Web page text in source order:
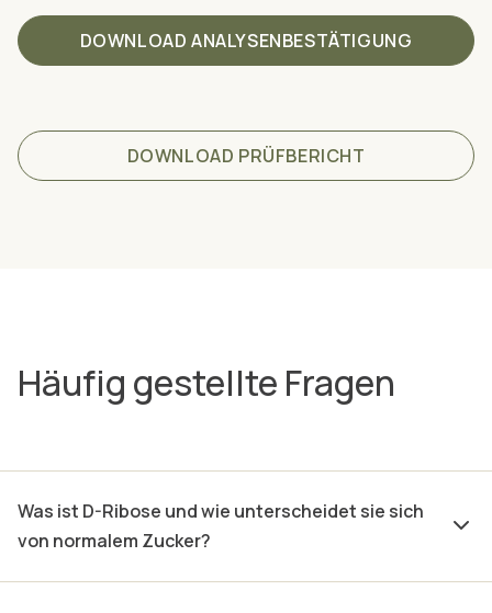
DOWNLOAD ANALYSENBESTÄTIGUNG
DOWNLOAD PRÜFBERICHT
Häufig gestellte Fragen
Was ist D-Ribose und wie unterscheidet sie sich
von normalem Zucker?